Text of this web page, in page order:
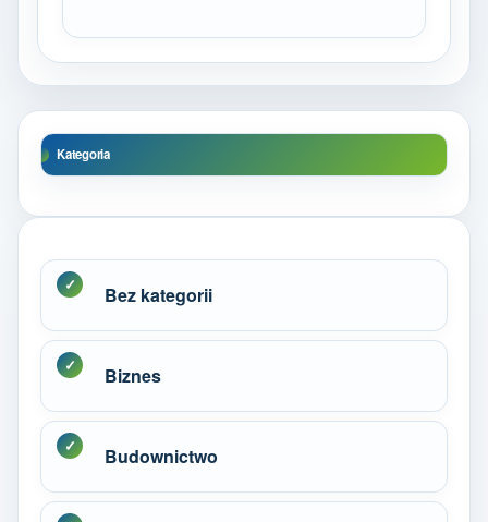
Kategoria
Bez kategorii
Biznes
Budownictwo